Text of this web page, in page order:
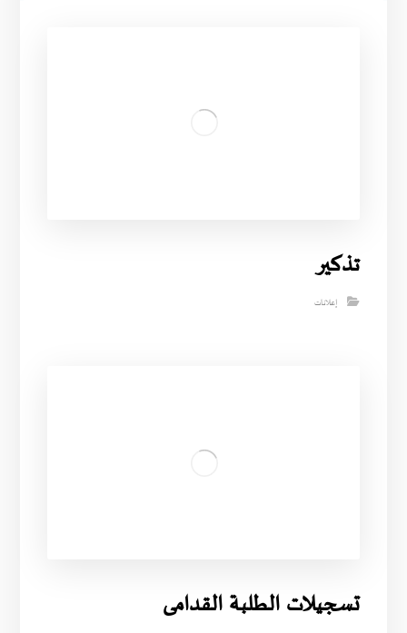
تذكير
إعلانات
تسجيلات الطلبة القدامى